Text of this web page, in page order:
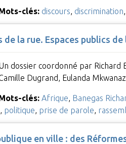
clés: discours, discrimination,
de la rue. Espaces publics
dossier coordonné par Richard
Dugrand, Eulanda
clés: Afrique Banegas
politique prise de parole
en ville : des